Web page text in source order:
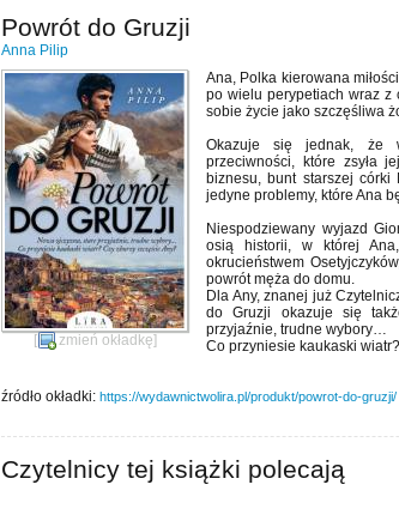
Powrót do Gruzji
Anna Pilip
[ zmień okładkę]
Ana, Polka kierowana
po wielu perypetiach wraz z
sobie życie jako szczęśliwa
Okazuje się jednak, że
przeciwności, które zsyła
biznesu, bunt starszej
jedyne problemy, które Ana
Niespodziewany wyjazd
osią historii, w której
okrucieństwem
powrót męża do domu.
Dla Any, znanej już
do Gruzji okazuje się
przyjaźnie, trudne wybory…
Co przyniesie kaukaski
źródło okładki: https://wydawnictwolira.pl/produkt/powrot-do-gruzji/
Czytelnicy tej książki polecają